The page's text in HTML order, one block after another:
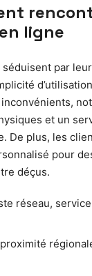
ligne
par
et un
De plus, les
pour
déçus.
réseau,